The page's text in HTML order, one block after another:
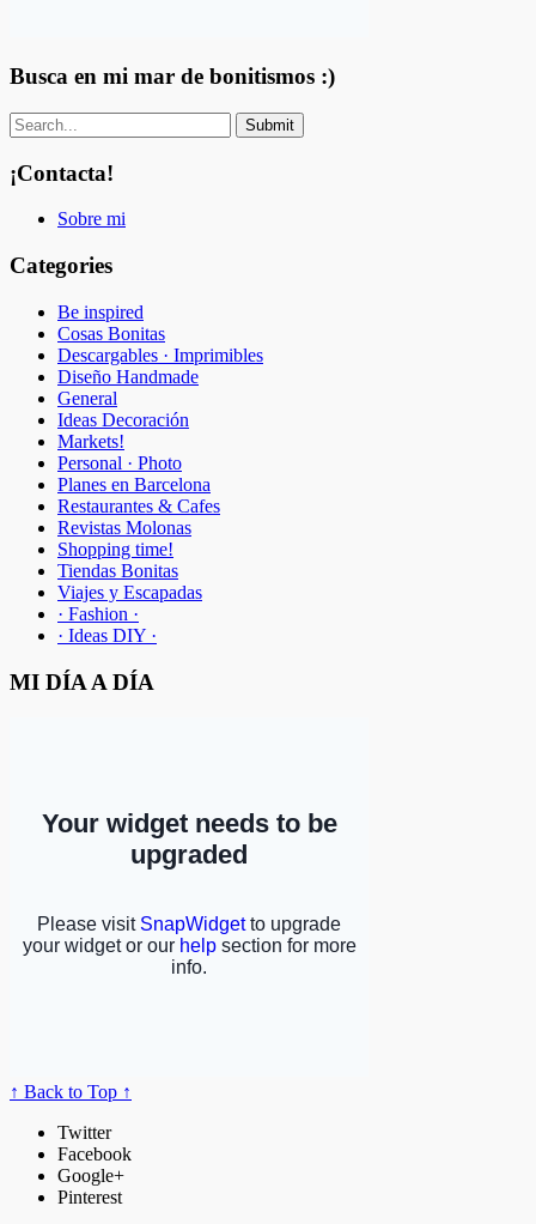
Busca en mi mar de bonitismos :)
¡Contacta!
Sobre mi
Categories
Be inspired
Cosas Bonitas
Descargables · Imprimibles
Diseño Handmade
General
Ideas Decoración
Markets!
Personal · Photo
Planes en Barcelona
Restaurantes & Cafes
Revistas Molonas
Shopping time!
Tiendas Bonitas
Viajes y Escapadas
· Fashion ·
· Ideas DIY ·
MI DÍA A DÍA
↑ Back to Top ↑
Twitter
Facebook
Google+
Pinterest